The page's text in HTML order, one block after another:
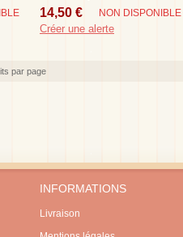
14,50 € NON DISPONIBLE
Créer une alerte
par page
INFORMATIONS
Livraison